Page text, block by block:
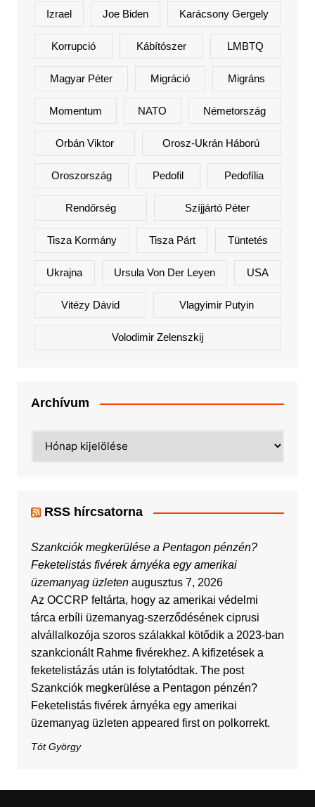
Izrael Joe Biden Karácsony Gergely
Korrupció Kábítószer LMBTQ
Magyar Péter Migráció Migráns
Momentum NATO Németország
Orbán Viktor Orosz-Ukrán Háború
Oroszország Pedofil Pedofília
Rendőrség Szíjjártó Péter
Tisza Kormány Tisza Párt Tüntetés
Ukrajna Ursula Von Der Leyen USA
Vitézy Dávid Vlagyimir Putyin
Volodimir Zelenszkij
Archívum
RSS hírcsatorna
Szankciók megkerülése a Pentagon pénzén?
Feketelistás fivérek árnyéka egy amerikai
üzemanyag üzleten augusztus 7, 2026
Az OCCRP feltárta, hogy az amerikai védelmi
tárca erbíli üzemanyag-szerződésének ciprusi
alvállalkozója szoros szálakkal kötődik a 2023-ban
szankcionált Rahme fivérekhez. A kifizetések a
feketelistázás után is folytatódtak. The post
Szankciók megkerülése a Pentagon pénzén?
Feketelistás fivérek árnyéka egy amerikai
üzemanyag üzleten appeared first on polkorrekt.
Tót György